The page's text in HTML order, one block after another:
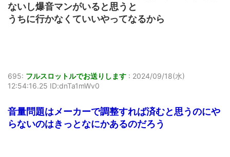
ないし爆音マンがいると思うと
うちに行かなくていいやってなるから
695: フルスロットルでお送りします : 2024/09/18(水)
12:54:16.25 ID:dnTa1mWv0
音量問題はメーカーで調整すれば済むと思うのにや
らないのはきっとなにかあるのだろう